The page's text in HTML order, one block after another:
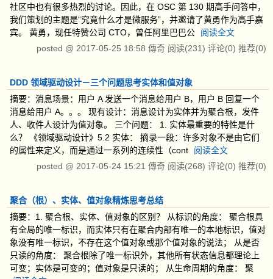
社区中也有很多热烈的讨论。因此，在 OSC 第 130 期高手问答中，
我们策划的主题是“究竟什么才是微服务”，并邀请了黄勇作为高手嘉
宾。 黄勇，现任特赞公司 CTO，曾任阿里巴巴公
阅读全文
posted @ 2017-05-25 18:58 傳奇 阅读(231) 评论(0) 推荐(0)
DDD 领域驱动设计－三个问题思考实体和值对象
摘要：消息场景：用户 A 发送一个消息给用户 B，用户 B 回复一个
消息给用户 A。。。 现有设计：消息设计为实体并为聚合根，发件
人、收件人设计为值对象。 三个问题： 1. 实体最重要的特性是什
么？ 《领域驱动设计》5.2 实体： 摘录一段：许多对象不是由它们
的属性来定义，而是通过一系列的连续性（cont
阅读全文
posted @ 2017-05-24 15:21 傳奇 阅读(268) 评论(0) 推荐(0)
聚合（根）、实体、值对象精炼思考总结
摘要：1. 聚合根、实体、值对象的区别？ 从标识的角度： 聚合根具
有全局的唯一标识，而实体只有在聚合内部有唯一的本地标识，值对
象没有唯一标识，不存在这个值对象或那个值对象的说法； 从是否
只读的角度： 聚合根除了唯一标识外，其他所有状态信息都理论上
可变；实体是可变的；值对象是只读的； 从生命周期的角度： 聚